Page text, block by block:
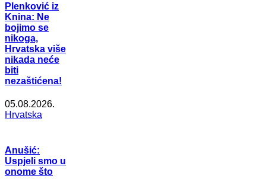
Plenković iz
Knina: Ne
bojimo se
nikoga,
Hrvatska više
nikada neće
biti
nezaštićena!
05.08.2026.
Hrvatska
Anušić:
Uspjeli smo u
onome što